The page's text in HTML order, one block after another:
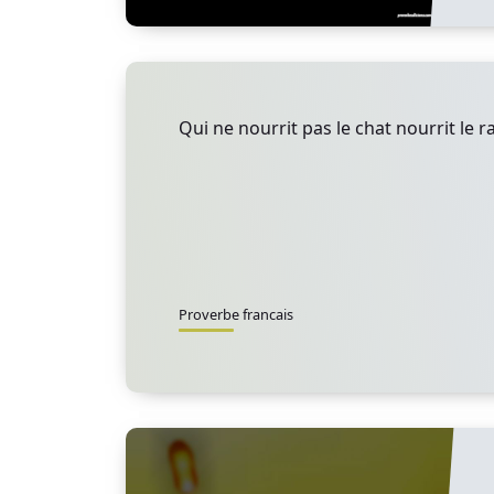
Qui ne nourrit pas le chat nourrit le
Proverbe francais